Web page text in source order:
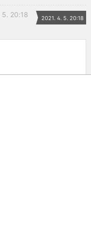
5. 20:18 2021. 4. 5. 20:18